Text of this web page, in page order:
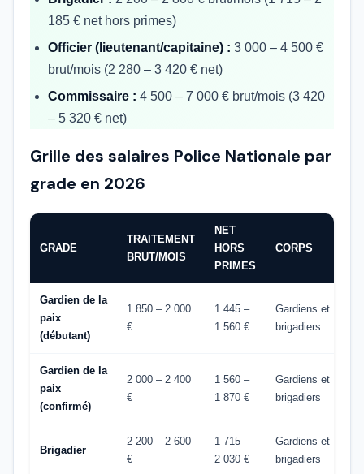
185 € net hors primes)
Officier (lieutenant/capitaine) : 3 000 – 4 500 €
brut/mois (2 280 – 3 420 € net)
Commissaire : 4 500 – 7 000 € brut/mois (3 420
– 5 320 € net)
Grille des salaires Police Nationale par
grade en 2026
GRADE
TRAITEMENT
BRUT/MOIS
NET
HORS
PRIMES
CORPS
Gardien de la
paix
(débutant)
1 850 – 2 000
€
1 445 –
1 560 €
Gardiens et
brigadiers
Gardien de la
paix
(confirmé)
2 000 – 2 400
€
1 560 –
1 870 €
Gardiens et
brigadiers
Brigadier
2 200 – 2 600
€
1 715 –
2 030 €
Gardiens et
brigadiers